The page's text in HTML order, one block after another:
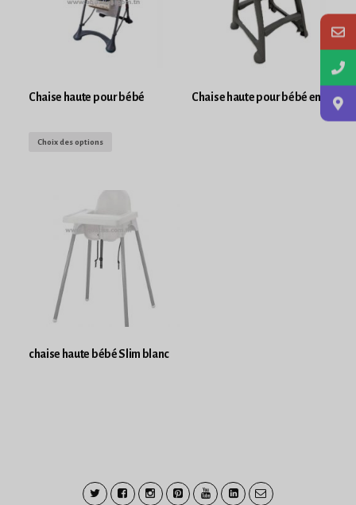
Chaise haute pour bébé
Choix des options
Chaise haute pour bébé en polypropylène avec roues
chaise haute bébé Slim blanc